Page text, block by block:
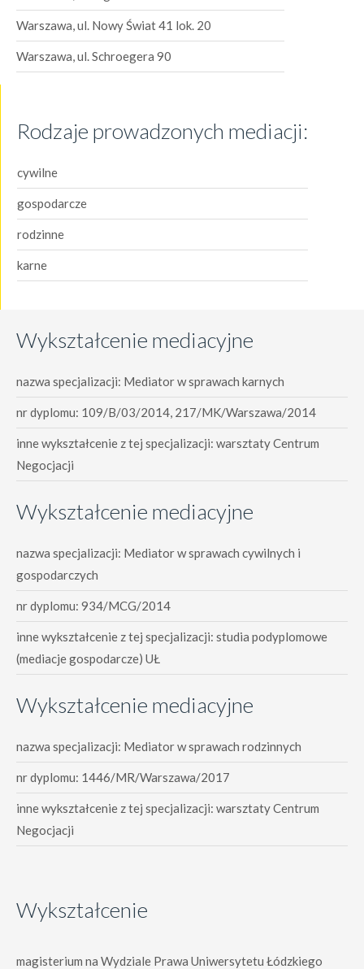
Warszawa, ul. Nowy Świat 41 lok. 20
Warszawa, ul. Schroegera 90
Rodzaje prowadzonych mediacji:
cywilne
gospodarcze
rodzinne
karne
Wykształcenie mediacyjne
nazwa specjalizacji: Mediator w sprawach karnych
nr dyplomu: 109/B/03/2014, 217/MK/Warszawa/2014
inne wykształcenie z tej specjalizacji: warsztaty Centrum
Negocjacji
Wykształcenie mediacyjne
nazwa specjalizacji: Mediator w sprawach cywilnych i
gospodarczych
nr dyplomu: 934/MCG/2014
inne wykształcenie z tej specjalizacji: studia podyplomowe
(mediacje gospodarcze) UŁ
Wykształcenie mediacyjne
nazwa specjalizacji: Mediator w sprawach rodzinnych
nr dyplomu: 1446/MR/Warszawa/2017
inne wykształcenie z tej specjalizacji: warsztaty Centrum
Negocjacji
Wykształcenie
magisterium na Wydziale Prawa Uniwersytetu Łódzkiego